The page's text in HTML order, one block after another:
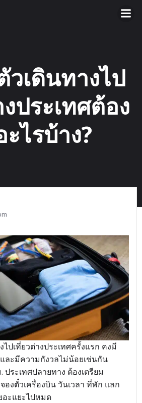
วเดินทางไป
ประเทศต้อง
ไรบ้าง?
ปเที่ยวต่างประเทศครั้งแรก คงมี
ละมีความกังวลไม่น้อยเช่นกัน
ประเทศปลายทาง ต้องเตรียม
องตั๋วเครื่องบิน วันเวลา ที่พัก แลก
อะแยะไปหมด